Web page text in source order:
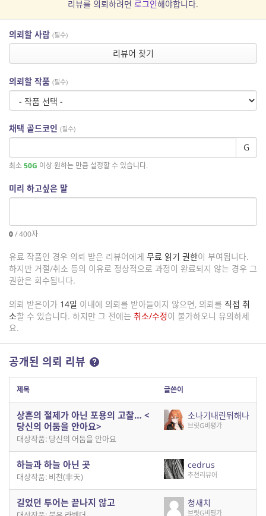
리뷰를 의뢰하려면 로그인해야합니다.
의뢰할 사람 (필수)
리뷰어 찾기
의뢰할 작품 (필수)
채택 골드코인 (필수)
G
최소50G 이상 원하는 만큼 설정할 수 있습니다.
미리 하고싶은 말
0/400자
유료 작품인 경우 의뢰 받은 리뷰어에게 무료 읽기 권한이 부여됩니다.
하지만 거절/취소 등의 이유로 정상적으로 과정이 완료되지 않는 경우 그
권한은 회수됩니다.
의뢰 받은이가 14일 이내에 의뢰를 받아들이지 않으면, 의뢰를 직접 취
소할 수 있습니다. 하지만 그 전에는 취소/수정이 불가하오니 유의하세
요.
공개된 의뢰 리뷰
제목 글쓴이
상흔의 절제가 아닌 포용의 고찰… <
당신의 어둠을 안아요>
대상작품: 당신의 어둠을 안아요
소나기내린뒤해나
브릿G비평가
하늘과 하늘 아닌 곳
대상작품: 비천(非天)
cedrus
추천리뷰어
길었던 투어는 끝나지 않고 청새치
브릿G비평가